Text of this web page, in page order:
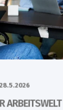
28.5.2026
ARBEITSWELT